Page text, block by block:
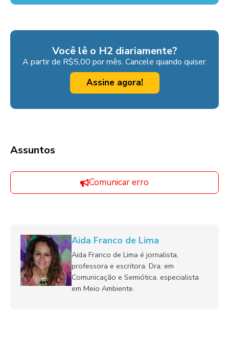
Você lê o H2 diariamente?
A partir de R$5,00 por mês. Cancele quando quiser.
Assine agora!
Assuntos
Comunicar erro
Aida Franco de Lima
Aida Franco de Lima é jornalista,
professora e escritora. Dra. em
Comunicação e Semiótica, especialista
em Meio Ambiente.